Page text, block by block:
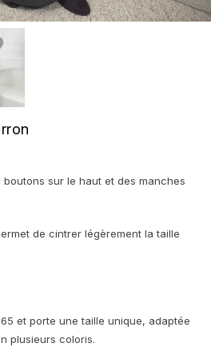
boutons sur le haut et des manches
de cintrer légèrement la taille
et porte une taille unique, adaptée
plusieurs coloris.